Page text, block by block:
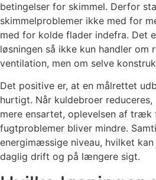
betingelser for skimmel. Derfor
skimmelproblemer ikke med for
med for kolde flader indefra. Det
løsningen så ikke kun handler om
ventilation, men om selve
Det positive er, at en målrettet
hurtigt. Når kuldebroer
mere ensartet, oplevelsen af træk
fugtproblemer bliver mindre.
energimæssige niveau, hvilket
daglig drift og på længere sigt.